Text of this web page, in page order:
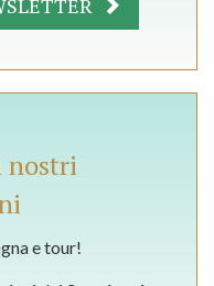
nostri
e tour!